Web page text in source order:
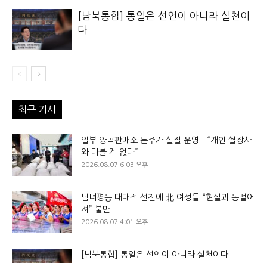
[남북통합] 통일은 선언이 아니라 실천이
다
최근 기사
일부 양곡판매소 돈주가 실질 운영…“개인 쌀장사
와 다를 게 없다”
2026.08.07 6:03 오후
남녀평등 대대적 선전에 北 여성들 “현실과 동떨어
져” 불만
2026.08.07 4:01 오후
[남북통합] 통일은 선언이 아니라 실천이다